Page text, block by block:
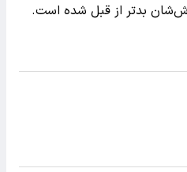
بدتر از قبل شده است.